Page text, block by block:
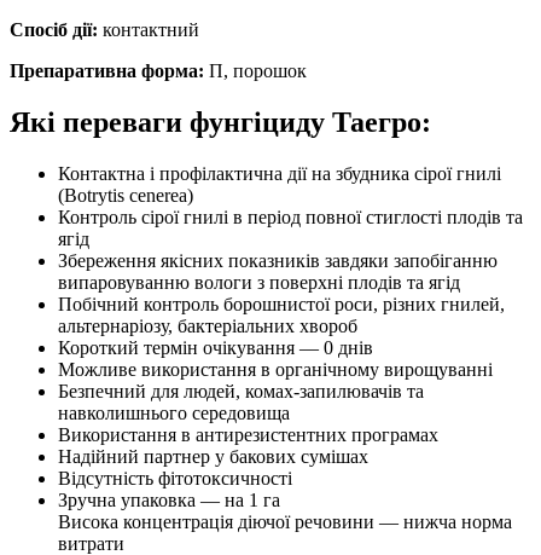
Спосіб дії: контактний
Препаративна форма: П, порошок
Які переваги фунгіциду Таегро:
Контактна і профілактична дії на збудника сірої гнилі
(Botrytis cenerea)
Контроль сірої гнилі в період повної стиглості плодів та
ягід
Збереження якісних показників завдяки запобіганню
випаровуванню вологи з поверхні плодів та ягід
Побічний контроль борошнистої роси, різних гнилей,
альтернаріозу, бактеріальних хвороб
Короткий термін очікування — 0 днів
Можливе використання в органічному вирощуванні
Безпечний для людей, комах-запилювачів та
навколишнього середовища
Використання в антирезистентних програмах
Надійний партнер у бакових сумішах
Відсутність фітотоксичності
Зручна упаковка — на 1 га
Висока концентрація діючої речовини — нижча норма
витрати